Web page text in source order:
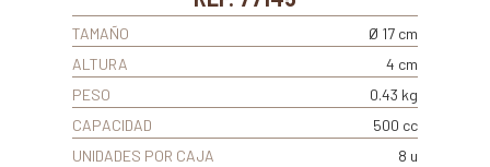
TAMAÑO
Ø 17 cm
ALTURA
4 cm
PESO
0.43 kg
CAPACIDAD
500 cc
UNIDADES POR CAJA
8 u